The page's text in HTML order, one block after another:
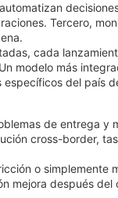
Tercero,
cada
modelo más
del país
de entrega y
cross-border,
o simplemente
mejora después